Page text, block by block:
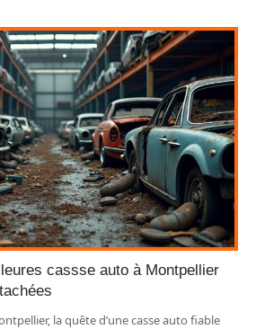
cassse auto à Montpellier
la quête d’une casse auto fiable